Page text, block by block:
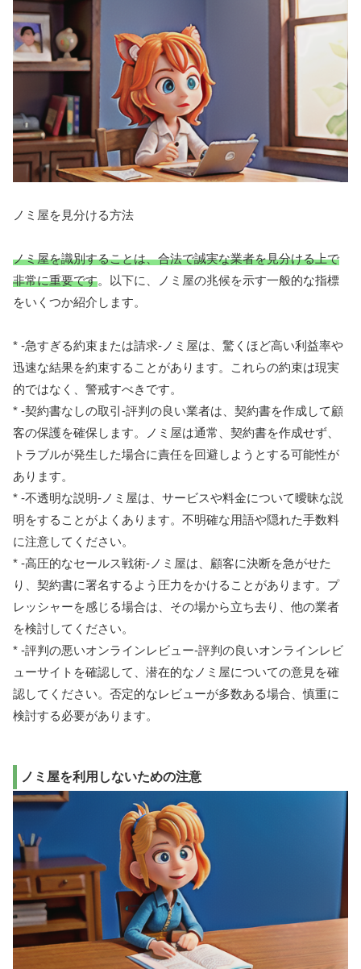
ノミ屋を見分ける方法
ノミ屋を識別することは、合法で誠実な業者を見分ける上で
非常に重要です。以下に、ノミ屋の兆候を示す一般的な指標
をいくつか紹介します。
* -急すぎる約束または請求-ノミ屋は、驚くほど高い利益率や
迅速な結果を約束することがあります。これらの約束は現実
的ではなく、警戒すべきです。
* -契約書なしの取引-評判の良い業者は、契約書を作成して顧
客の保護を確保します。ノミ屋は通常、契約書を作成せず、
トラブルが発生した場合に責任を回避しようとする可能性が
あります。
* -不透明な説明-ノミ屋は、サービスや料金について曖昧な説
明をすることがよくあります。不明確な用語や隠れた手数料
に注意してください。
* -高圧的なセールス戦術-ノミ屋は、顧客に決断を急がせた
り、契約書に署名するよう圧力をかけることがあります。プ
レッシャーを感じる場合は、その場から立ち去り、他の業者
を検討してください。
* -評判の悪いオンラインレビュー-評判の良いオンラインレビ
ューサイトを確認して、潜在的なノミ屋についての意見を確
認してください。否定的なレビューが多数ある場合、慎重に
検討する必要があります。
ノミ屋を利用しないための注意